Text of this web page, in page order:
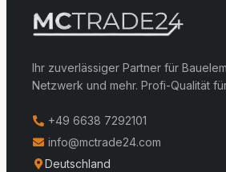
Ihr zuverlässiger Partner für
Netzwerk und mehr. Profi-Qualität
+49 6638 7292101
info@mctrade24.com
Deutschland